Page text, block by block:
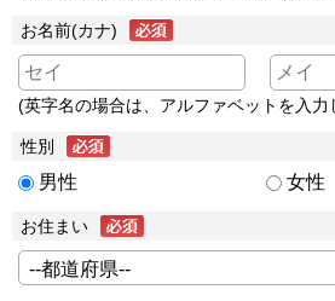
お名前(カナ)
(英字名の場合は、アルファベットを入力
性別
男性 女性
お住まい